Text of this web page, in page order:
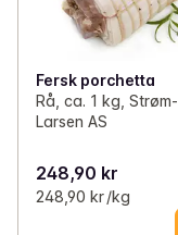
Fersk porchetta
Rå, ca. 1 kg, Strøm-
Larsen AS
248,90 kr
248,90 kr /kg